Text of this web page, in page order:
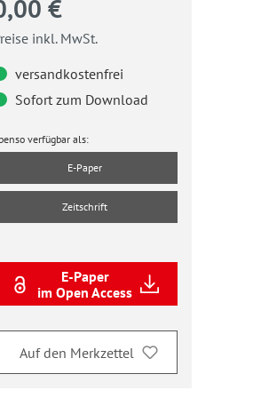
€
inkl. MwSt.
versandkostenfrei
Sofort zum Download
verfügbar als:
E-Paper
Zeitschrift
E-Paper
im Open Access
Auf den Merkzettel